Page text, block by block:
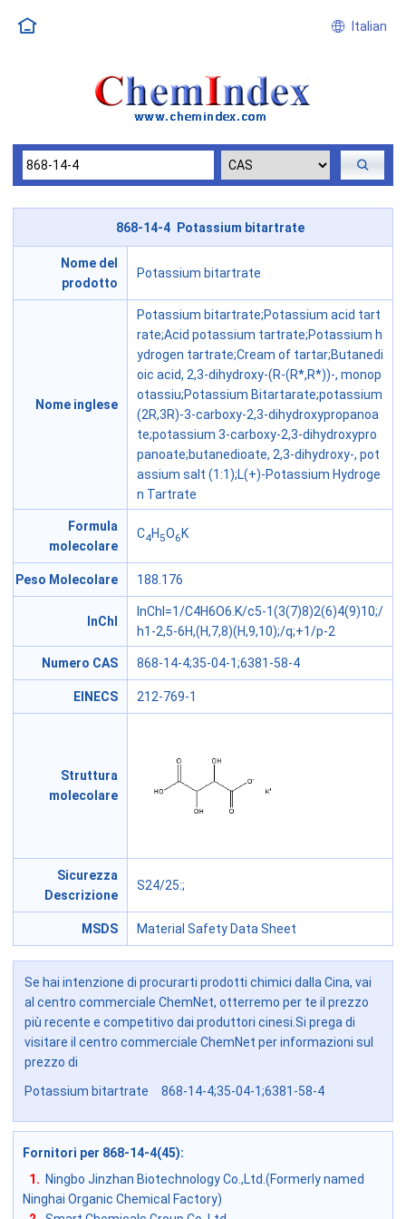
Italian
868-14-4 Potassium bitartrate
Nome del
prodotto
Potassium bitartrate
Nome inglese
Potassium bitartrate;Potassium acid tart
rate;Acid potassium tartrate;Potassium h
ydrogen tartrate;Cream of tartar;Butanedi
oic acid, 2,3-dihydroxy-(R-(R*,R*))-, monop
otassiu;Potassium Bitartarate;potassium
(2R,3R)-3-carboxy-2,3-dihydroxypropanoa
te;potassium 3-carboxy-2,3-dihydroxypro
panoate;butanedioate, 2,3-dihydroxy-, pot
assium salt (1:1);L(+)-Potassium Hydroge
n Tartrate
Formula
molecolare
C4H 5O6 K
Peso Molecolare 188.176
InChI
InChI=1/C4H6O6.K/c5-1(3(7)8)2(6)4(9)10;/
h1-2,5-6H,(H,7,8)(H,9,10);/q;+1/p-2
Numero CAS 868-14-4;35-04-1;6381-58-4
EINECS 212-769-1
Struttura
molecolare
Sicurezza
Descrizione
S24/25:;
MSDS Material Safety Data Sheet
Se hai intenzione di procurarti prodotti chimici dalla Cina, vai
al centro commerciale ChemNet, otterremo per te il prezzo
più recente e competitivo dai produttori cinesi.Si prega di
visitare il centro commerciale ChemNet per informazioni sul
prezzo di
Potassium bitartrate 868-14-4;35-04-1;6381-58-4
Fornitori per 868-14-4(45):
1. Ningbo Jinzhan Biotechnology Co.,Ltd.(Formerly named
Ninghai Organic Chemical Factory)